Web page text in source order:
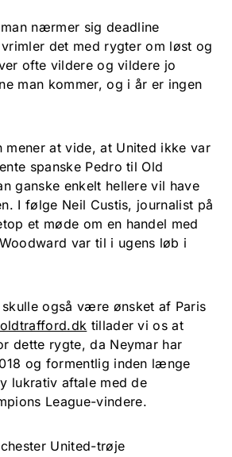
nærmer sig deadline
det med rygter om løst og
ofte vildere og vildere jo
man kommer, og i år er ingen
mener at vide, at United ikke var
spanske Pedro til Old
ganske enkelt hellere vil have
I følge Neil Custis, journalist på
et møde om en handel med
var til i ugens løb i
også være ønsket af Paris
tillader vi os at
dette rygte, da Neymar har
og formentlig inden længe
lukrativ aftale med de
League-vindere.
United-trøje